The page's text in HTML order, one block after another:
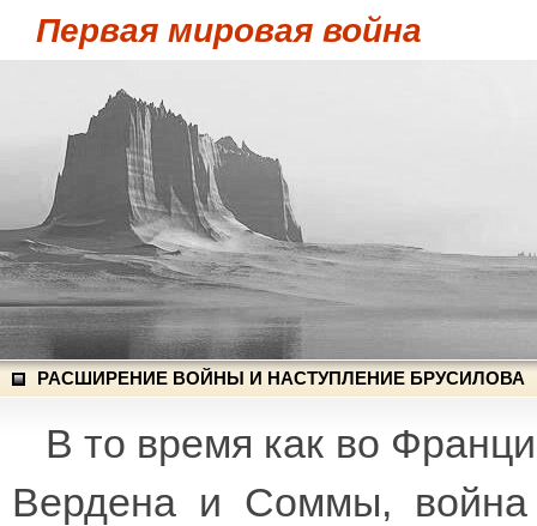
Первая мировая война
РАСШИРЕНИЕ ВОЙНЫ И НАСТУПЛЕНИЕ БРУСИЛОВА
В то время как во
Вердена и Соммы, война